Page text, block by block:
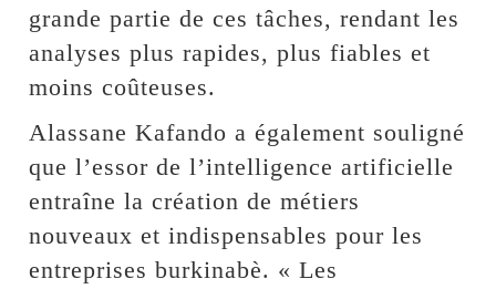
grande partie de ces tâches, rendant les
analyses plus rapides, plus fiables et
moins coûteuses.
Alassane Kafando a également souligné
que l’essor de l’intelligence artificielle
entraîne la création de métiers
nouveaux et indispensables pour les
entreprises burkinabè. « Les